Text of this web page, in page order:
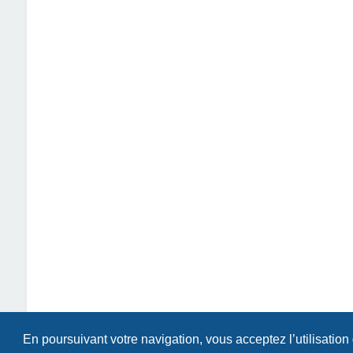
En poursuivant votre navigation, vous acceptez l’utilisation
Index du forum